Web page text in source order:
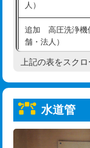
業)
給水管工事※（塩
用/3ｍまで)
給水管工事※（塩
給水管工事※（ラ
管・ポリ管・HT
給水管工事※（
人）
追加 高圧洗浄機
舗・法人）
高度高圧洗浄換
トーラー機使用/
追加トーラー機
上記の表をスク
水道管